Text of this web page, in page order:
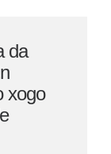
da
xogo